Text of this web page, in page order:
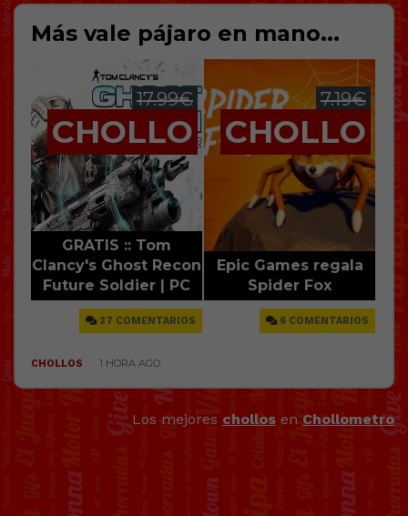
Los mejores chollos en Chollometro